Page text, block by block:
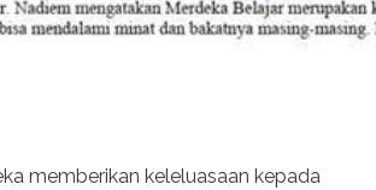
memberikan keleluasaan kepada